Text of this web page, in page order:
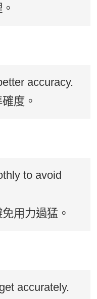
accuracy.
度。
to avoid
用力過猛。
accurately.